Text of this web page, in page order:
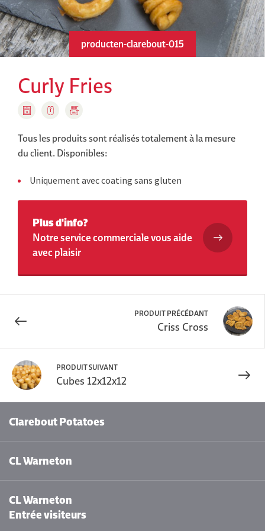
producten-clarebout-015
Curly Fries
Tous les produits sont réalisés totalement à la mesure
du client. Disponibles:
Uniquement avec coating sans gluten
Plus d'info?
Notre service commerciale vous aide
avec plaisir
PRODUIT PRÉCÉDANT
Criss Cross
PRODUIT SUIVANT
Cubes 12x12x12
Clarebout Potatoes
CL Warneton
CL Warneton
Entrée visiteurs